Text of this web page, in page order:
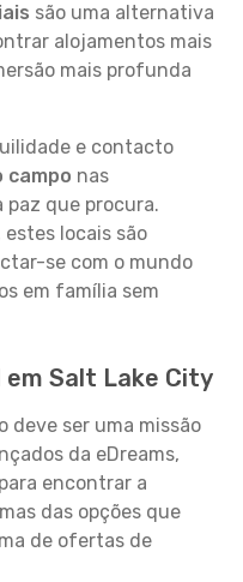
são uma alternativa
alojamentos mais
mais profunda
e contacto
campo nas
paz que procura.
locais são
se com o mundo
em família sem
Salt Lake City
deve ser uma missão
da eDreams,
encontrar a
das opções que
de ofertas de